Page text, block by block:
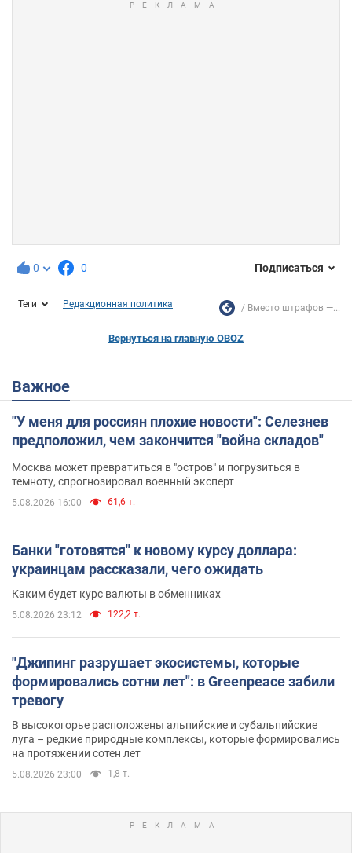
0 0 Подписаться
Теги Редакционная политика Вместо штрафов —...
Вернуться на главную OBOZ
Важное
"У меня для россиян плохие новости": Селезнев
предположил, чем закончится "война складов"
Москва может превратиться в "остров" и погрузиться в
темноту, спрогнозировал военный эксперт
5.08.2026 16:00 61,6 т.
Банки "готовятся" к новому курсу доллара:
украинцам рассказали, чего ожидать
Каким будет курс валюты в обменниках
5.08.2026 23:12 122,2 т.
"Джипинг разрушает экосистемы, которые
формировались сотни лет": в Greenpeace забили
тревогу
В высокогорье расположены альпийские и субальпийские
луга – редкие природные комплексы, которые формировались
на протяжении сотен лет
5.08.2026 23:00 1,8 т.